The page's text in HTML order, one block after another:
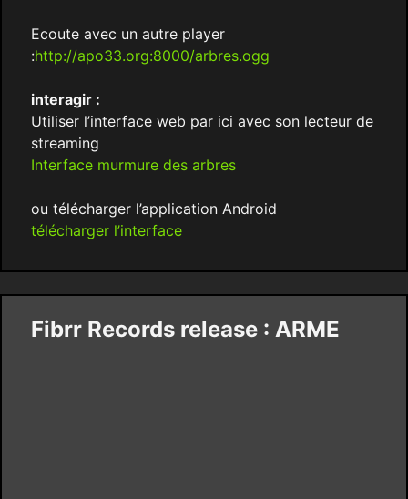
Ecoute avec un autre player
:http://apo33.org:8000/arbres.ogg
interagir :
Utiliser l’interface web par ici avec son lecteur de
streaming
Interface murmure des arbres
ou télécharger l’application Android
télécharger l’interface
Fibrr Records release : ARME